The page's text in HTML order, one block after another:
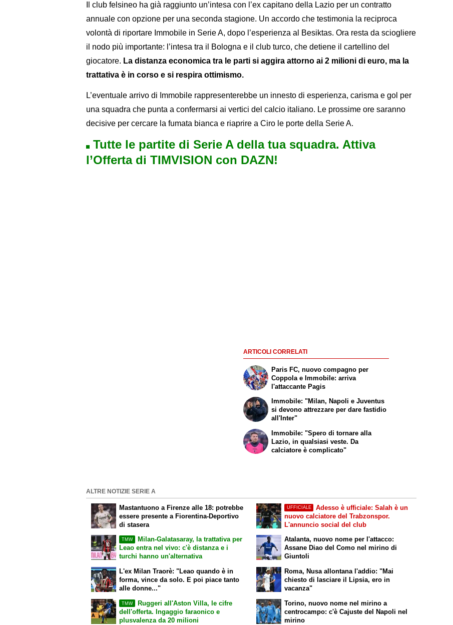
Il club felsineo ha già raggiunto un’intesa con l’ex capitano della Lazio per un contratto
annuale con opzione per una seconda stagione. Un accordo che testimonia la reciproca
volontà di riportare Immobile in Serie A, dopo l’esperienza al Besiktas. Ora resta da sciogliere
il nodo più importante: l’intesa tra il Bologna e il club turco, che detiene il cartellino del
giocatore. La distanza economica tra le parti si aggira attorno ai 2 milioni di euro, ma la
trattativa è in corso e si respira ottimismo.
L’eventuale arrivo di Immobile rappresenterebbe un innesto di esperienza, carisma e gol per
una squadra che punta a confermarsi ai vertici del calcio italiano. Le prossime ore saranno
decisive per cercare la fumata bianca e riaprire a Ciro le porte della Serie A.
Tutte le partite di Serie A della tua squadra. Attiva
l’Offerta di TIMVISION con DAZN!
ARTICOLI CORRELATI
Paris FC, nuovo compagno per
Coppola e Immobile: arriva
l'attaccante Pagis
Immobile: "Milan, Napoli e Juventus
si devono attrezzare per dare fastidio
all'Inter"
Immobile: "Spero di tornare alla
Lazio, in qualsiasi veste. Da
calciatore è complicato"
ALTRE NOTIZIE SERIE A
Mastantuono a Firenze alle 18: potrebbe
essere presente a Fiorentina-Deportivo
di stasera
TMW
Milan-Galatasaray, la trattativa per
Leao entra nel vivo: c'è distanza e i
turchi hanno un'alternativa
UFFICIALE
Adesso è ufficiale: Salah è un
nuovo calciatore del Trabzonspor.
L'annuncio social del club
Atalanta, nuovo nome per l'attacco:
Assane Diao del Como nel mirino di
Giuntoli
L'ex Milan Traorè: "Leao quando è in
forma, vince da solo. E poi piace tanto
alle donne..."
TMW
Ruggeri all'Aston Villa, le cifre
dell'offerta. Ingaggio faraonico e
plusvalenza da 20 milioni
Roma, Nusa allontana l'addio: "Mai
chiesto di lasciare il Lipsia, ero in
vacanza"
Torino, nuovo nome nel mirino a
centrocampo: c'è Cajuste del Napoli nel
mirino